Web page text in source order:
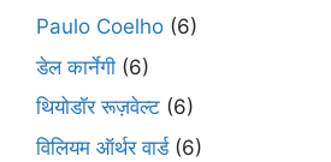
Paulo Coelho (6)
डेल कार्नेगी (6)
थियोडॉर रूज़वेल्ट (6)
विलियम ऑर्थर वार्ड(6)